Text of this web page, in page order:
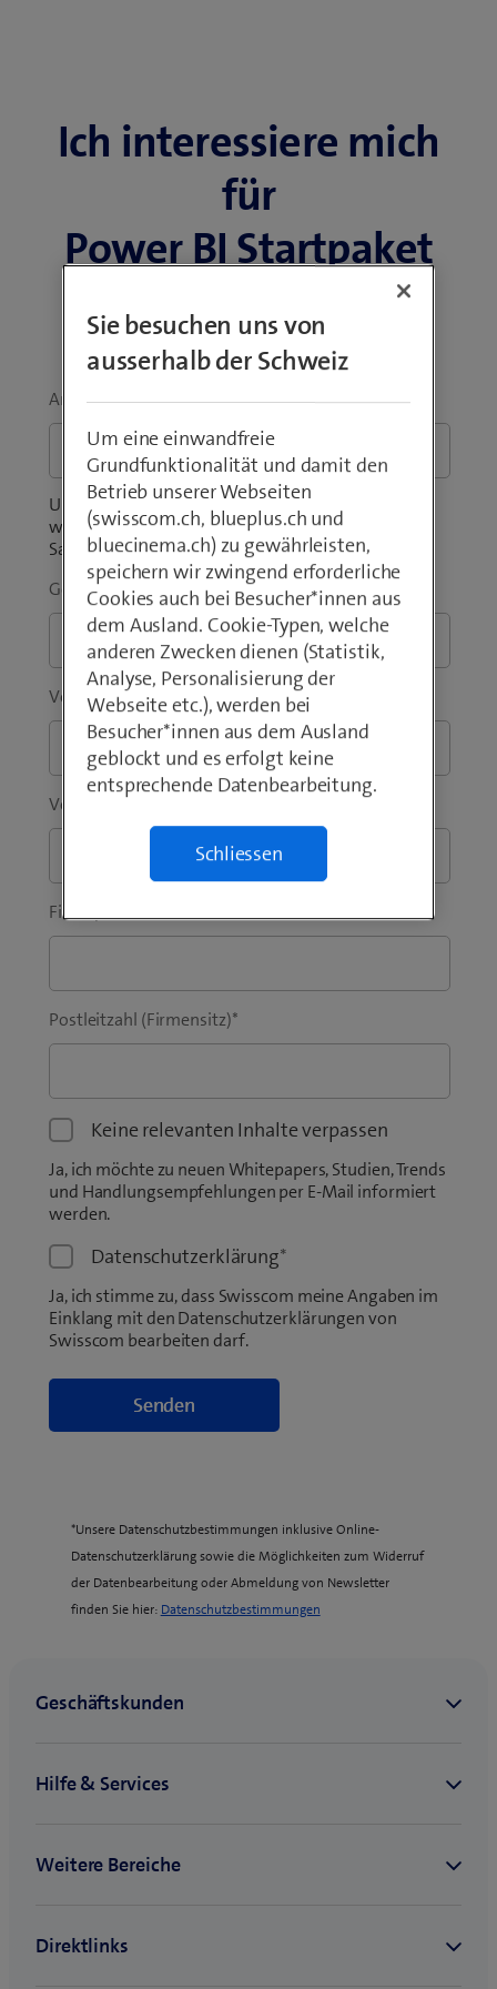
Ich interessiere mich
für
Power BI Startpaket
für KMU
Anliegen*
Unsicher über den Produktumfang? Sie fragen sich,
wie viel das Angebot für Ihr Unternehmen kostet?
Sagen Sie uns, was Sie bewegt.
Geschäftliche E-Mail-Adresse
Vorwahl* Telefon
Vorname *
Firma / Institution
Postleitzahl (Firmensitz)*
Keine relevanten Inhalte verpassen
Ja, ich möchte zu neuen Whitepapers, Studien, Trends
und Handlungsempfehlungen per E-Mail informiert
werden.
Datenschutzerklärung*
Ja, ich stimme zu, dass Swisscom meine Angaben im
Einklang mit den Datenschutzerklärungen von
Swisscom bearbeiten darf.
*Unsere Datenschutzbestimmungen inklusive Online-
Datenschutzerklärung sowie die Möglichkeiten zum Widerruf
der Datenbearbeitung oder Abmeldung von Newsletter
finden Sie hier: Datenschutzbestimmungen(
Sie besuchen uns von
ausserhalb der Schweiz
Um eine einwandfreie
Grundfunktionalität und damit den
Betrieb unserer Webseiten
(swisscom.ch, blueplus.ch und
bluecinema.ch) zu gewährleisten,
speichern wir zwingend erforderliche
Cookies auch bei Besucher*innen aus
dem Ausland. Cookie-Typen, welche
anderen Zwecken dienen (Statistik,
Analyse, Personalisierung der
Webseite etc.), werden bei
Besucher*innen aus dem Ausland
geblockt und es erfolgt keine
entsprechende Datenbearbeitung.
Schliessen